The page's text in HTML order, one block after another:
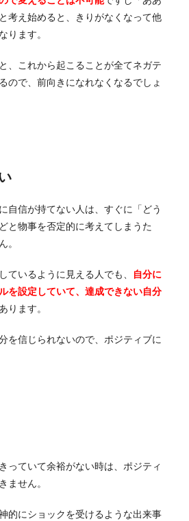
考え始めると、きりがなくなって他
ります。
、これから起こることが全てネガテ
ので、前向きになれなくなるでしょ
自信が持てない人は、すぐに「どう
と物事を否定的に考えてしまうた
。
ているように見える人でも、
自分に
を設定していて、達成できない自分
ります。
を信じられないので、ポジティブに
っていて余裕がない時は、ポジティ
ません。
的にショックを受けるような出来事